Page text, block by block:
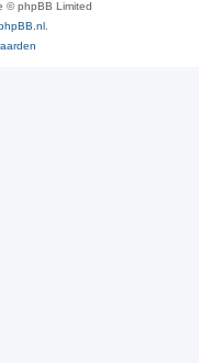
© phpBB Limited